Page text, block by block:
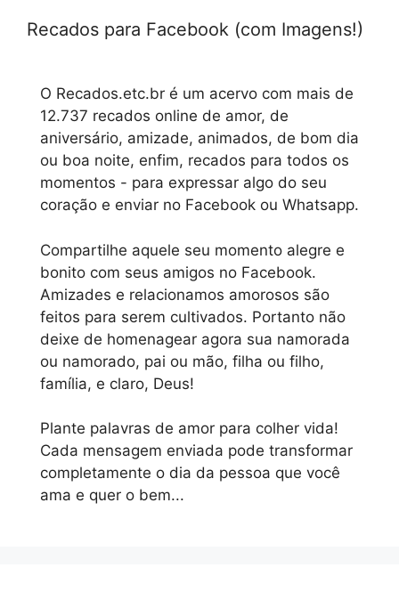
Recados para Facebook (com Imagens!)
O Recados.etc.br é um acervo com mais de
12.737 recados online de amor, de
aniversário, amizade, animados, de bom dia
ou boa noite, enfim, recados para todos os
momentos - para expressar algo do seu
coração e enviar no Facebook ou Whatsapp.
Compartilhe aquele seu momento alegre e
bonito com seus amigos no Facebook.
Amizades e relacionamos amorosos são
feitos para serem cultivados. Portanto não
deixe de homenagear agora sua namorada
ou namorado, pai ou mão, filha ou filho,
família, e claro, Deus!
Plante palavras de amor para colher vida!
Cada mensagem enviada pode transformar
completamente o dia da pessoa que você
ama e quer o bem...